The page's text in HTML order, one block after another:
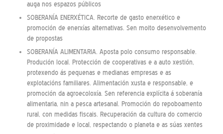
auga nos espazos públicos
SOBERANÍA ENERXÉTICA. Recorte de gasto enerxético e
promoción de enerxías alternativas. Sen moito desenvolvemento
de propostas
SOBERANÍA ALIMENTARIA. Aposta polo consumo responsable.
Produción local. Protección de cooperativas e a auto xestión,
protexendo ás pequenas e medianas empresas e as
explotacións familiares. Alimentación xusta e responsable, e
promoción da agroecoloxía. Sen referencia explícita á soberanía
alimentaria, nin a pesca artesanal. Promoción do repoboamento
rural, con medidas fiscais. Recuperación da cultura do comercio
de proximidade e local, respectando o planeta e as súas xentes